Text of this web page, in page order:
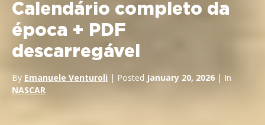
Calendário completo da
época + PDF
descarregável
By Emanuele Venturoli | Posted January 20, 2026 | In
NASCAR